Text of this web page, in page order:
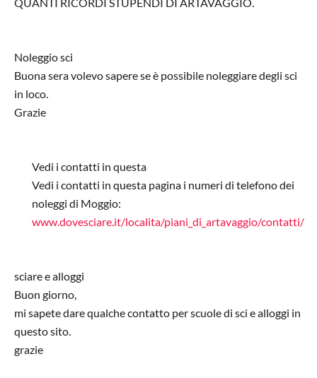
Noleggio sci
Buona sera volevo sapere se è possibile noleggiare degli sci
in loco.
Grazie
Vedi i contatti in questa
Vedi i contatti in questa pagina i numeri di telefono dei
noleggi di Moggio:
www.dovesciare.it/localita/piani_di_artavaggio/contatti/
sciare e alloggi
Buon giorno,
mi sapete dare qualche contatto per scuole di sci e alloggi in
questo sito.
grazie